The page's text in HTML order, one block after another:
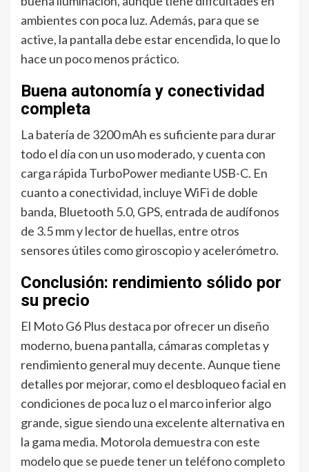
ambientes con poca luz. Además, para que se
active, la pantalla debe estar encendida, lo que lo
hace un poco menos práctico.
Buena autonomía y conectividad
completa
La batería de 3200 mAh es suficiente para durar
todo el día con un uso moderado, y cuenta con
carga rápida TurboPower mediante USB-C. En
cuanto a conectividad, incluye WiFi de doble
banda, Bluetooth 5.0, GPS, entrada de audífonos
de 3.5 mm y lector de huellas, entre otros
sensores útiles como giroscopio y acelerómetro.
Conclusión: rendimiento sólido por
su precio
El Moto G6 Plus destaca por ofrecer un diseño
moderno, buena pantalla, cámaras completas y
rendimiento general muy decente. Aunque tiene
detalles por mejorar, como el desbloqueo facial en
condiciones de poca luz o el marco inferior algo
grande, sigue siendo una excelente alternativa en
la gama media. Motorola demuestra con este
modelo que se puede tener un teléfono completo